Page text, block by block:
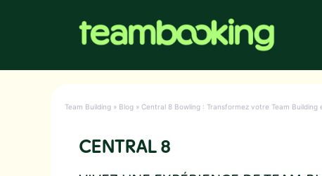
Team Building » Blog » Central 8 Bowling : Transformez votre Team
CENTRAL 8